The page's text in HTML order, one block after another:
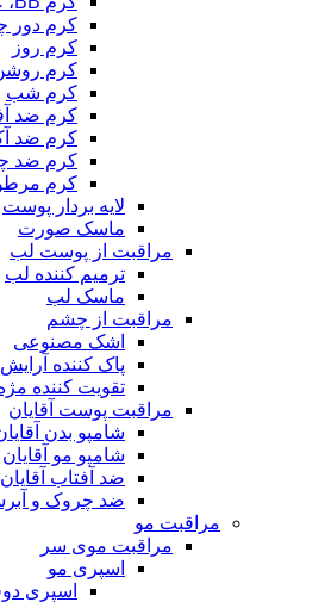
کرم دور
کرم روز
کرم
کرم شب
کرم ضد
کرم ضد
کرم ضد
کرم
لایه بردار پوست
ماسک صورت
مراقبت از پوست لب
ترمیم کننده لب
ماسک لب
مراقبت از چشم
اشک مصنوعی
پاک کننده
تقویت کننده
مراقبت پوست آقایان
شامپو بدن
شامپو مو آقایان
ضد آفتاب آقایان
ضد چروک و
مراقبت مو
مراقبت موی سر
اسپری مو
اسپری